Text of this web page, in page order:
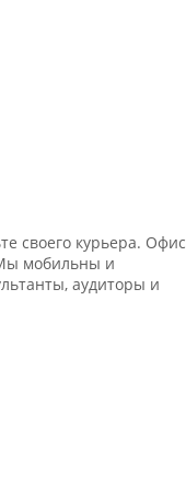
своего курьера. Офис
мобильны и
аудиторы и